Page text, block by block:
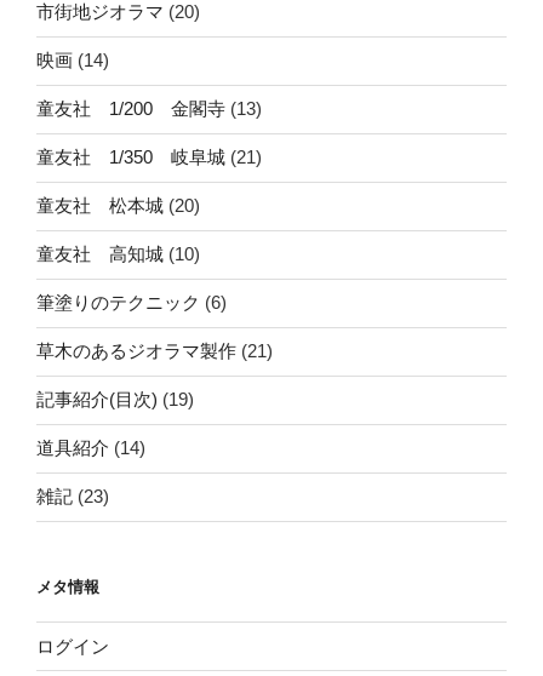
市街地ジオラマ (20)
映画 (14)
童友社 1/200 金閣寺 (13)
童友社 1/350 岐阜城 (21)
童友社 松本城 (20)
童友社 高知城 (10)
筆塗りのテクニック (6)
草木のあるジオラマ製作 (21)
記事紹介(目次) (19)
道具紹介 (14)
雑記 (23)
メタ情報
ログイン